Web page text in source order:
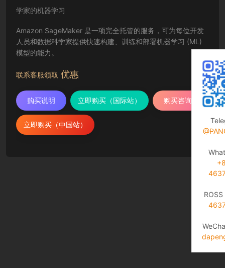
学家的机器学习
Amazon SageMaker 是一项完全托管的服务，可为每位开发
人员和数据科学家提供快速构建、训练和部署机器学习 (ML)
模型的能力。
联系客服领取 优惠
购买说明 立即购买（国际站） 购买咨询
立即购买（中国站）